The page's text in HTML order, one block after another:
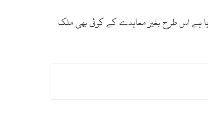
ہے اس طرح بغیر معاہدے کے کوئی بھی ملک